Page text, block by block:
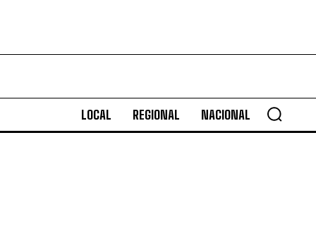
LOCAL REGIONAL NACIONAL